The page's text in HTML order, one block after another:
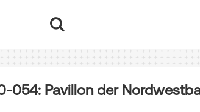
054: Pavillon der